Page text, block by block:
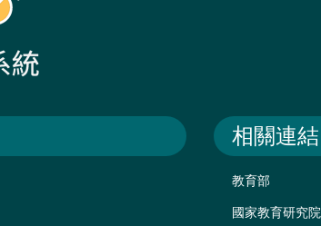
相關連結
教育部
國家教育研究院